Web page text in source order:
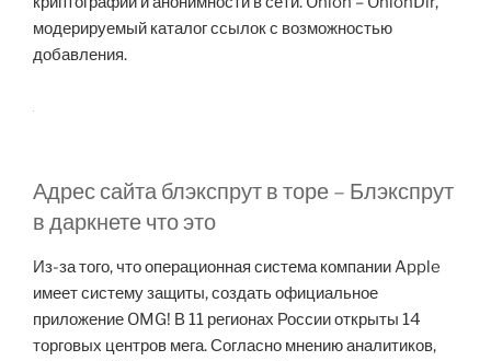
модерируемый каталог ссылок с возможностью
добавления.
Адрес сайта блэкспрут в торе – Блэкспрут
в даркнете что это
Из-за того, что операционная система компании Apple
имеет систему защиты, создать официальное
приложение OMG! В 11 регионах России открыты 14
торговых центров мега. Согласно мнению аналитиков,